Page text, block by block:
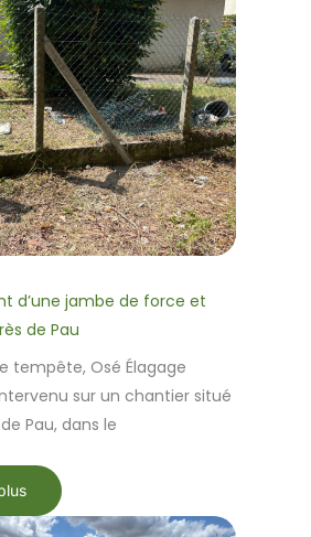
d’une jambe de force et
de Pau
tempête, Osé Élagage
sur un chantier situé
Pau, dans le